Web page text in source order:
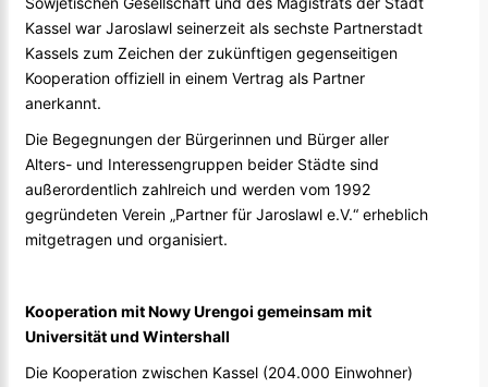
Kassel war Jaroslawl seinerzeit als sechste Partnerstadt
Kassels zum Zeichen der zukünftigen gegenseitigen
Kooperation offiziell in einem Vertrag als Partner
anerkannt.
Die Begegnungen der Bürgerinnen und Bürger aller
Alters- und Interessengruppen beider Städte sind
außerordentlich zahlreich und werden vom 1992
gegründeten Verein „Partner für Jaroslawl e.V.“ erheblich
mitgetragen und organisiert.
Kooperation mit Nowy Urengoi gemeinsam mit
Universität und Wintershall
Die Kooperation zwischen Kassel (204.000 Einwohner)